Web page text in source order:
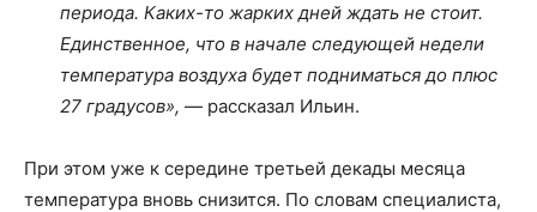
периода. Каких-то жарких дней ждать не стоит.
Единственное, что в начале следующей недели
температура воздуха будет подниматься до плюс
27 градусов», — рассказал Ильин.
При этом уже к середине третьей декады месяца
температура вновь снизится. По словам специалиста,